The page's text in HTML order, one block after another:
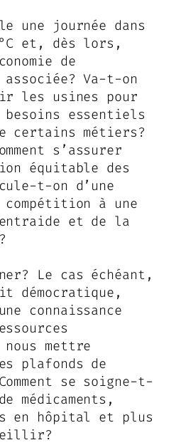
une journée dans
°C et, dès lors,
de
Va-t-on
les usines pour
besoins essentiels
certains métiers?
s’assurer
équitable des
t-on d’une
compétition à une
et de la
Le cas échéant,
démocratique,
connaissance
mettre
plafonds de
se soigne-t-
médicaments,
en hôpital et plus